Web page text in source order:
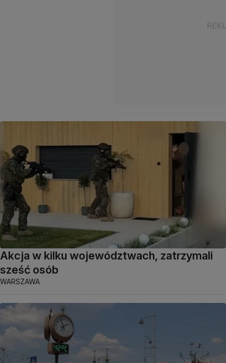
Akcja w kilku województwach, zatrzymali
sześć osób
WARSZAWA